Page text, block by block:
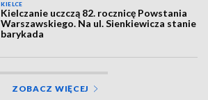
KIELCE
Kielczanie uczczą 82. rocznicę Powstania
Warszawskiego. Na ul. Sienkiewicza stanie
barykada
ZOBACZ WIĘCEJ